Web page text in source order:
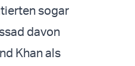
sogar
davon
Khan als